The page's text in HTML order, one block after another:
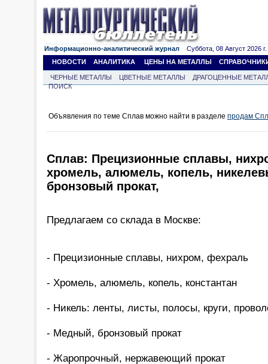
Информационно-аналитический журнал Суббота, 08 Август 2026 г.
НОВОСТИ
АНАЛИТИКА ЦЕНЫ НА МЕТАЛЛЫ
ЧЕРНЫЕ МЕТАЛЛЫ ЦВЕТНЫЕ МЕТАЛЛЫ
ДРАГОЦЕННЫЕ
ПОИСК
Объявления по теме Сплав можно найти в разделе продам
Сплав: Прецизионные сплавы,
хромель, алюмель, копель,
бронзовый прокат,
Предлагаем со склада в Москве:
- Прецизионные сплавы, нихром, фехраль
- Хромель, алюмель, копель, константан
- Никель: ленты, листы, полосы, круги,
- Медный, бронзовый прокат
- Жаропрочный, нержавеющий прокат